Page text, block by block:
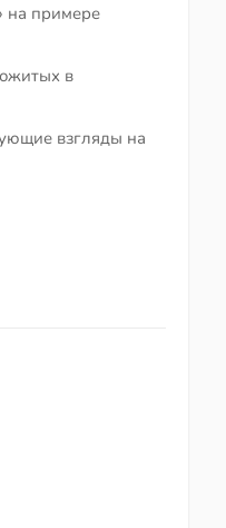
на примере
в
взгляды на